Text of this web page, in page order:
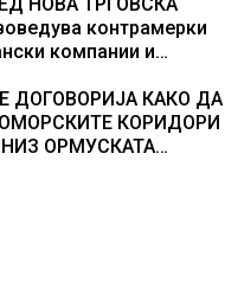
контрамерки
компании и
ДОГОВОРИЈА КАКО ДА
КОРИДОРИ
ОРМУСКАТА